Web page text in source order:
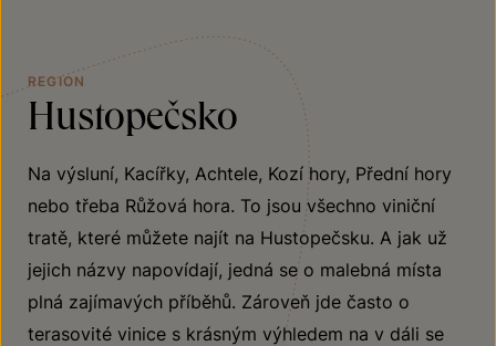
REGION
Hustopečsko
Na výsluní, Kacířky, Achtele, Kozí hory, Přední hory
nebo třeba Růžová hora. To jsou všechno viniční
tratě, které můžete najít na Hustopečsku. A jak už
jejich názvy napovídají, jedná se o malebná místa
plná zajímavých příběhů. Zároveň jde často o
terasovité vinice s krásným výhledem na v dáli se